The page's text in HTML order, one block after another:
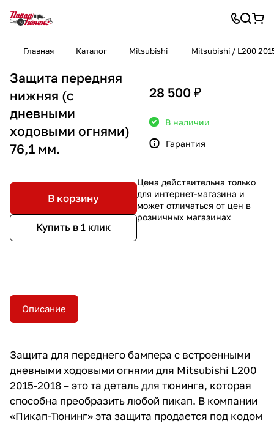
Главная Каталог Mitsubishi Mitsubishi / L200
Защита передняя
нижняя (с
дневными
ходовыми огнями)
76,1 мм.
В корзину
Купить в 1 клик
28 500 ₽
В наличии
Гарантия
Цена действительна только
для интернет-магазина и
может отличаться от цен в
розничных магазинах
Описание
Защита для переднего бампера с встроенными
дневными ходовыми огнями для Mitsubishi L200
2015-2018 – это та деталь для тюнинга, которая
способна преобразить любой пикап. В компании
«Пикап-Тюнинг» эта защита продается под кодом